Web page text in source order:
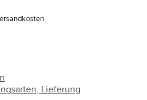
Lieferung